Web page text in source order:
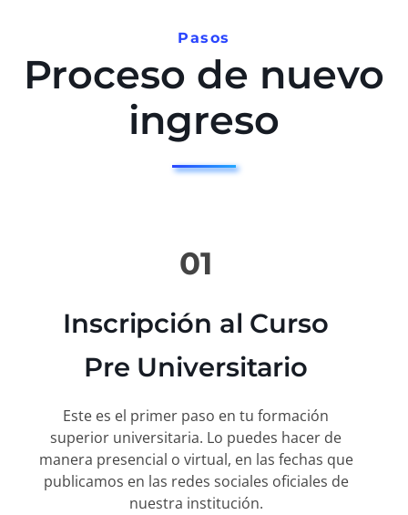
Pasos
Proceso de nuevo
ingreso
01
Inscripción al Curso
Pre Universitario
Este es el primer paso en tu formación
superior universitaria. Lo puedes hacer de
manera presencial o virtual, en las fechas que
publicamos en las redes sociales oficiales de
nuestra institución.